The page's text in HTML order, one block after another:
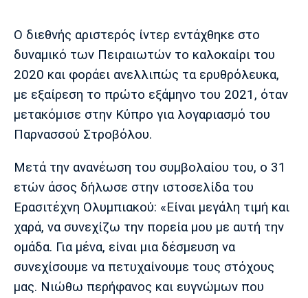
Πολιτισμός
Τραγούδια
Cine Spot
Running
Media
Παρασκήνιο
Πρόγραμμα TV
Ιωνικός Κηφισιά Πανσερραϊκός
Μαδρίτης
Μαδρίτης
Μάντσεστερ
Γιουνάιτεντ
Τσέλσι Άρσεναλ
Ο διεθνής αριστερός ίντερ εντάχθηκε στο
δυναμικό των Πειραιωτών το καλοκαίρι του
2020 και φοράει ανελλιπώς τα ερυθρόλευκα,
με εξαίρεση το πρώτο εξάμηνο του 2021, όταν
μετακόμισε στην Κύπρο για λογαριασμό του
Παρνασσού Στροβόλου.
Μετά την ανανέωση του συμβολαίου του, ο 31
ετών άσος δήλωσε στην ιστοσελίδα του
Ερασιτέχνη Ολυμπιακού: «Είναι μεγάλη τιμή και
χαρά, να συνεχίζω την πορεία μου με αυτή την
ομάδα. Για μένα, είναι μια δέσμευση να
συνεχίσουμε να πετυχαίνουμε τους στόχους
μας. Νιώθω περήφανος και ευγνώμων που